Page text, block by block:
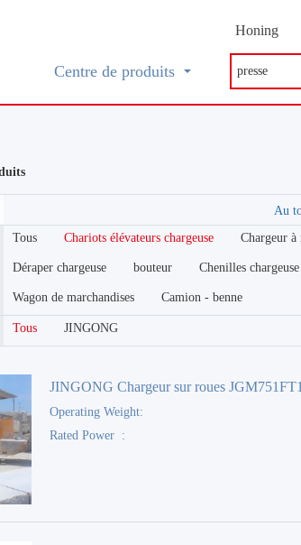
Honing
Centre de produits
Au
Tous Chariots élévateurs chargeuse Chargeur à
Déraper chargeuse bouteur Chenilles chargeuse
Wagon de marchandises Camion - benne
Tous JINGONG
JINGONG Chargeur sur roues
Operating Weight:
Rated Power :